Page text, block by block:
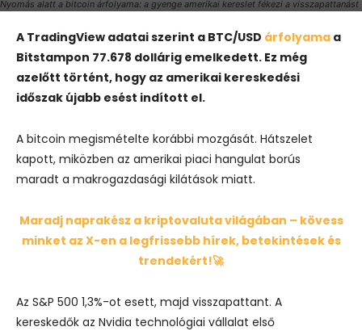
Nyomás alatt a bitcoin árfolyama: a gyenge amerikai kereslet fékezi a visszapattanást
A TradingView adatai szerint a BTC/USD árfolyama a
Bitstampon 77.678 dollárig emelkedett. Ez még
azelőtt történt, hogy az amerikai kereskedési
időszak újabb esést indított el.
A bitcoin megismételte korábbi mozgását. Hátszelet
kapott, miközben az amerikai piaci hangulat borús
maradt a makrogazdasági kilátások miatt.
Maradj naprakész a kriptovaluta világában – kövess
minket az X-en a legfrissebb hírek, betekintések és
trendekért!🚀
Az S&P 500 1,3%-ot esett, majd visszapattant. A
kereskedők az Nvidia technológiai vállalat első